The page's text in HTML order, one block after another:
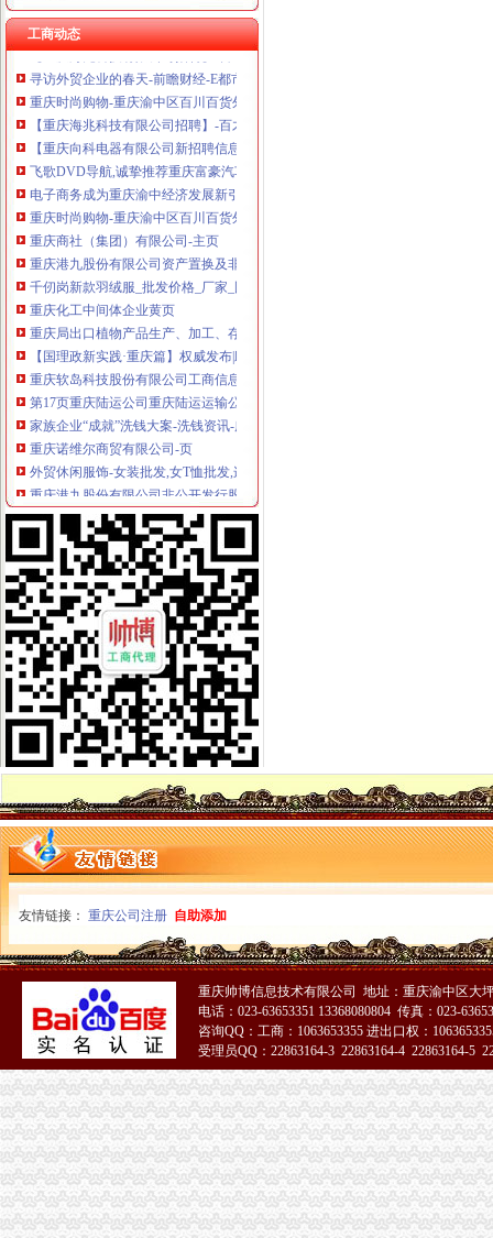
工商动态
重庆港九股吧新消息-重庆港九新消息-新消息
【重庆海兆科技有限公司招聘】-百才招聘网（免费的招聘网站baicai.
寻访外贸企业的春天-前瞻财经-E都市
重庆时尚购物-重庆渝中区百川百货外贸服装-百川百货外贸服装招商连
【重庆海兆科技有限公司招聘】-百才招聘网（免费的招聘网站baicai.
【重庆向科电器有限公司新招聘信息】_聘网
飞歌DVD导航,诚挚推荐重庆富豪汽车批发价格,厂家,图片,重庆
电子商务成为重庆渝中经济发展新引擎_地方_招商-商界招商网
重庆时尚购物-重庆渝中区百川百货外贸服装店铺-百川百货外贸服装店
重庆商社（集团）有限公司-主页
重庆港九股份有限公司资产置换及非公开发行股份购买资产暨关联交易
千仞岗新款羽绒服_批发价格_厂家_图片_勤加缘网
重庆化工中间体企业黄页
重庆局出口植物产品生产、加工、存放注册登记单位
【国理政新实践·重庆篇】权威发布|助推自贸区建设,重庆主城各区
重庆软岛科技股份有限公司工商信息_电话_地址_信用信息_财务信息-
第17页重庆陆运公司重庆陆运运输公司黄页重庆陆运企业查询-锦程物
家族企业“成就”洗钱大案-洗钱资讯-广发基金
重庆诺维尔商贸有限公司-页
外贸休闲服饰-女装批发,女T恤批发,连衣裙,吊带,短裤批发-衣
重庆港九股份有限公司非公开发行股票预案-股指期货频道-和讯网
寻访外贸企业的春天-前瞻财经-E都市
苏州博跃商务信息咨询有限公司招聘信息_苏州博跃商务信息咨询有限
重庆港九股份有限公司资产置换及非公开发行股份购买资产暨关联交易
滚动新闻_资讯频道_凤凰网
真皮皮鞋名录_2017真皮皮鞋企业黄页大全_商务联盟网
【国理政新实践·重庆篇】权威发布|助推自贸区建设,重庆主城各区
广告帐篷名录_2017广告帐篷企业黄页大全_商务联盟网
吴中区苏州网上注册公司哪家资历深|平江工商局个体工商户注册-商务
昭隆国际贸易（重庆）有限公司（）|中国外贸企业名
【外贸专员/经理国外好福利,重庆宏亚出国中介服务有限公司招聘】-
助推自贸区建设重庆主城各区大招频出_财经评论（cjpl）股吧_东方财
mg娱乐平台注册送11|mg娱乐平台注册送11阴到炎怎么根_比网vita
重庆渝中区注册会计师培训班位置在哪-爱喇叭网
重庆熙可纱有限责任公司-主页
渝中区合同纠纷律师推荐：张宰宇律师-律师访谈-法帮网
重庆港九股份有限公司第四届董事会第十一次会议决议暨重大事项进展
重庆对外经贸（集团）有限公司2015年面向合格投资者公开发行公司
重庆时尚购物-重庆渝中区百川百货外贸服装-百川百货外贸服装招商连
新11月重庆市女式休闲裤产品生产销售企业黄页.xls-企业管理资源网
青岛市南区专业代理注册四方区专业公司注册代理选亚伦
王锡贵、邹连海诉重庆市渝中区分局不履行监管职责一案判决书
2011“好师傅”工业人才网络招聘会
重庆涪陵电力实业股份有限公司关于第五届十二次董事会决议公告-股
重庆市渝中区2016年上半年公开招聘46名事业单位工作人员简章_高校
商务服务公司大全|商务服务公司名录|商务服务企业大全|商务服务厂家--
添运老虎机_添运老虎机青岛哪里有卖外贸尾货的？青岛外贸服装批发
重庆港九股份有限公司2004年年度报告
益民创新优势：2007年第四季度报告_基金公告_天天基金网
公司介绍_深圳天兴达兴利通信设备有限公司会员商铺-中国贸易网-
重庆港九股吧新消息-重庆港九新消息-新消息
菲童寻常外贸童装有限公司联系方式_中国服装网
渝中区注册外贸公司
友情链接： 重庆公司注册 自助添加
重庆帅博信息技术有限公司 地址：重庆渝中区大
电话：023-63653351 13368080804 传真：023-
咨询QQ：工商：1063653355 进出口权：
受理员QQ：22863164-3 22863164-4 22863164-5
51La